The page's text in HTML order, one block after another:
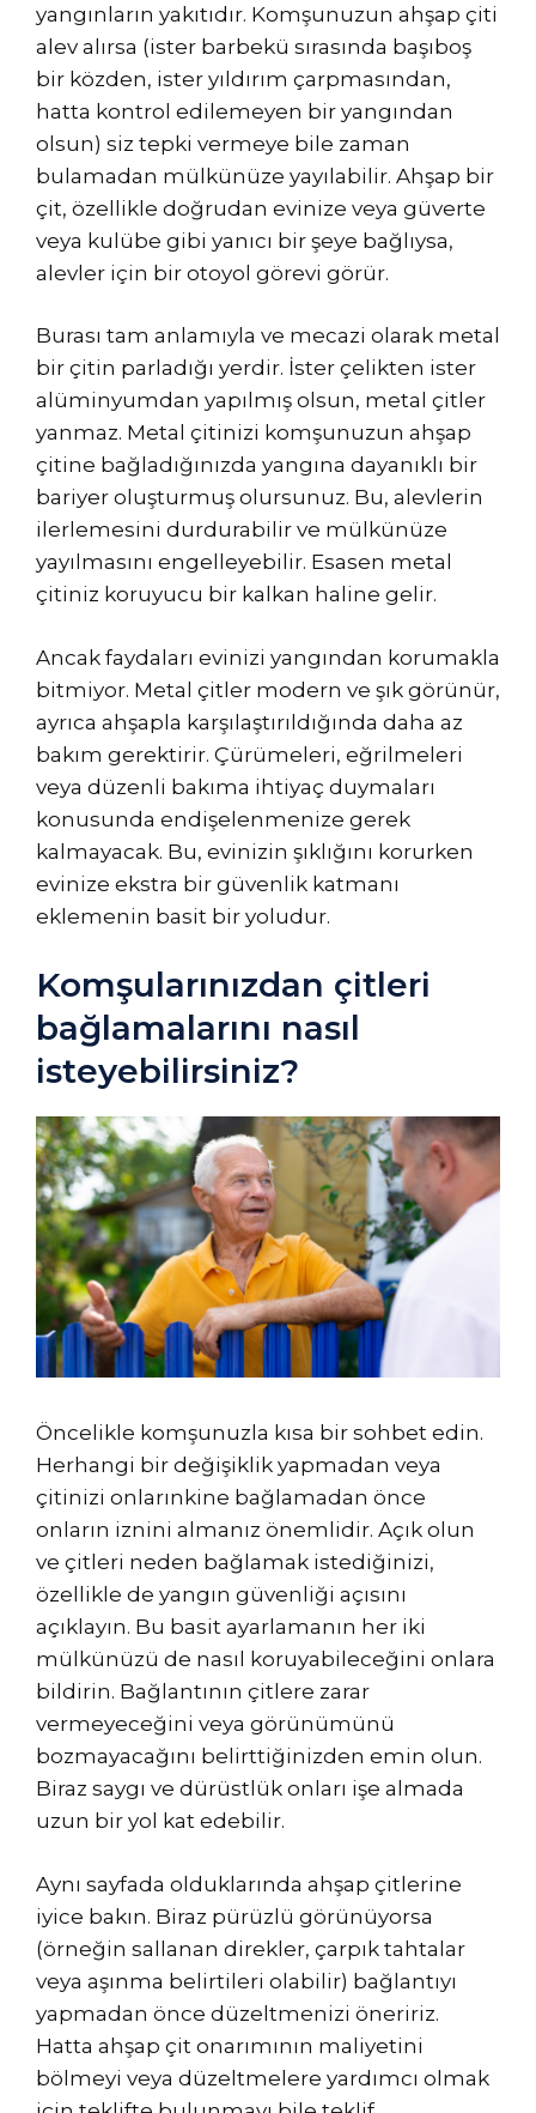
yangınların yakıtıdır. Komşunuzun ahşap çiti
alev alırsa (ister barbekü sırasında başıboş
bir közden, ister yıldırım çarpmasından,
hatta kontrol edilemeyen bir yangından
olsun) siz tepki vermeye bile zaman
bulamadan mülkünüze yayılabilir. Ahşap bir
çit, özellikle doğrudan evinize veya güverte
veya kulübe gibi yanıcı bir şeye bağlıysa,
alevler için bir otoyol görevi görür.
Burası tam anlamıyla ve mecazi olarak metal
bir çitin parladığı yerdir. İster çelikten ister
alüminyumdan yapılmış olsun, metal çitler
yanmaz. Metal çitinizi komşunuzun ahşap
çitine bağladığınızda yangına dayanıklı bir
bariyer oluşturmuş olursunuz. Bu, alevlerin
ilerlemesini durdurabilir ve mülkünüze
yayılmasını engelleyebilir. Esasen metal
çitiniz koruyucu bir kalkan haline gelir.
Ancak faydaları evinizi yangından korumakla
bitmiyor. Metal çitler modern ve şık görünür,
ayrıca ahşapla karşılaştırıldığında daha az
bakım gerektirir. Çürümeleri, eğrilmeleri
veya düzenli bakıma ihtiyaç duymaları
konusunda endişelenmenize gerek
kalmayacak. Bu, evinizin şıklığını korurken
evinize ekstra bir güvenlik katmanı
eklemenin basit bir yoludur.
Komşularınızdan çitleri
bağlamalarını nasıl
isteyebilirsiniz?
Öncelikle komşunuzla kısa bir sohbet edin.
Herhangi bir değişiklik yapmadan veya
çitinizi onlarınkine bağlamadan önce
onların iznini almanız önemlidir. Açık olun
ve çitleri neden bağlamak istediğinizi,
özellikle de yangın güvenliği açısını
açıklayın. Bu basit ayarlamanın her iki
mülkünüzü de nasıl koruyabileceğini onlara
bildirin. Bağlantının çitlere zarar
vermeyeceğini veya görünümünü
bozmayacağını belirttiğinizden emin olun.
Biraz saygı ve dürüstlük onları işe almada
uzun bir yol kat edebilir.
Aynı sayfada olduklarında ahşap çitlerine
iyice bakın. Biraz pürüzlü görünüyorsa
(örneğin sallanan direkler, çarpık tahtalar
veya aşınma belirtileri olabilir) bağlantıyı
yapmadan önce düzeltmenizi öneririz.
Hatta ahşap çit onarımının maliyetini
bölmeyi veya düzeltmelere yardımcı olmak